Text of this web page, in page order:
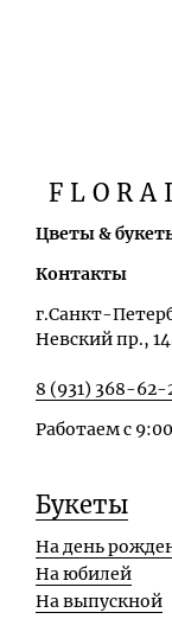
Цветы &
Контакты
г.Санкт-
Невский пр.,
8 (931) 368-62-
Работаем с
Букеты
На день
На юбилей
На выпускной